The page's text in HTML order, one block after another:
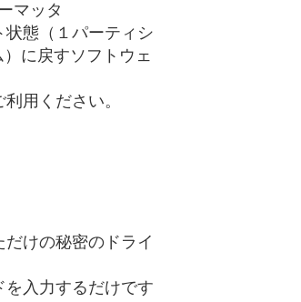
マッタ
態（１パーティシ
に戻すソフトウェ
用ください。
けの秘密のドライ
入力するだけです